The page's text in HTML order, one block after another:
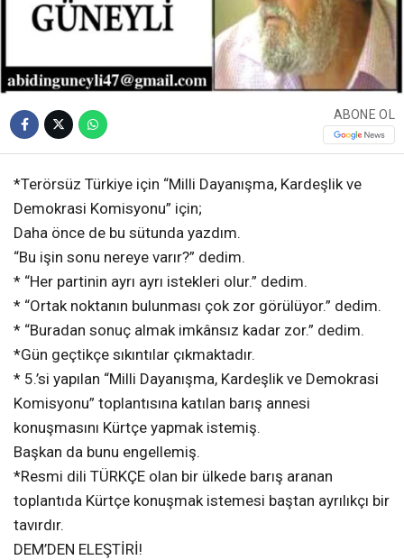
ABONE OL
*Terörsüz Türkiye için “Milli Dayanışma, Kardeşlik ve
Demokrasi Komisyonu” için;
Daha önce de bu sütunda yazdım.
“Bu işin sonu nereye varır?” dedim.
* “Her partinin ayrı ayrı istekleri olur.” dedim.
* “Ortak noktanın bulunması çok zor görülüyor.” dedim.
* “Buradan sonuç almak imkânsız kadar zor.” dedim.
*Gün geçtikçe sıkıntılar çıkmaktadır.
* 5.’si yapılan “Milli Dayanışma, Kardeşlik ve Demokrasi
Komisyonu” toplantısına katılan barış annesi
konuşmasını Kürtçe yapmak istemiş.
Başkan da bunu engellemiş.
*Resmi dili TÜRKÇE olan bir ülkede barış aranan
toplantıda Kürtçe konuşmak istemesi baştan ayrılıkçı bir
tavırdır.
DEM’DEN ELEŞTİRİ!